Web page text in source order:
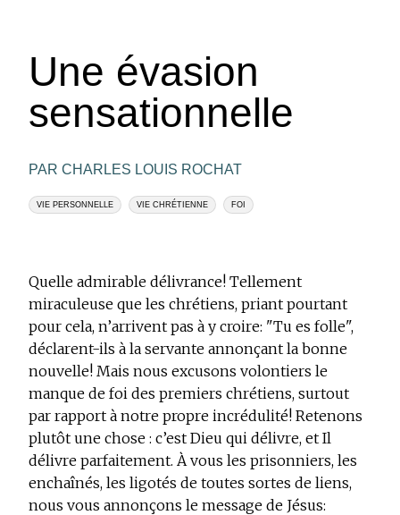
Une évasion
sensationnelle
PAR CHARLES LOUIS ROCHAT
VIE PERSONNELLE VIE CHRÉTIENNE FOI
Quelle admirable délivrance! Tellement
miraculeuse que les chrétiens, priant pourtant
pour cela, n’arrivent pas à y croire: "Tu es folle",
déclarent-ils à la servante annonçant la bonne
nouvelle! Mais nous excusons volontiers le
manque de foi des premiers chrétiens, surtout
par rapport à notre propre incrédulité! Retenons
plutôt une chose : c’est Dieu qui délivre, et Il
délivre parfaitement. À vous les prisonniers, les
enchaînés, les ligotés de toutes sortes de liens,
nous vous annonçons le message de Jésus: